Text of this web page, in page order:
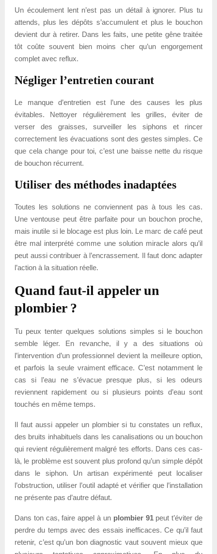
Un écoulement lent n’est pas un détail à ignorer. Plus tu
attends, plus les dépôts s’accumulent et plus le bouchon
devient dur à retirer. Dans les faits, une petite gêne traitée
tôt coûte souvent bien moins cher qu’un engorgement
complet avec reflux.
Négliger l’entretien courant
Le manque d’entretien est l’une des causes les plus
évitables. Nettoyer régulièrement les grilles, éviter de
verser des graisses, surveiller les siphons et rincer
correctement les évacuations sont des gestes simples. Ce
que cela change pour toi, c’est une baisse nette du risque
de bouchon récurrent.
Utiliser des méthodes inadaptées
Toutes les solutions ne conviennent pas à tous les cas.
Une ventouse peut être parfaite pour un bouchon proche,
mais inutile si le blocage est plus loin. Le marc de café peut
être mal interprété comme une solution miracle alors qu’il
peut aussi contribuer à l’encrassement. Il faut donc adapter
l’action à la situation réelle.
Quand faut-il appeler un
plombier ?
Tu peux tenter quelques solutions simples si le bouchon
semble léger. En revanche, il y a des situations où
l’intervention d’un professionnel devient la meilleure option,
et parfois la seule vraiment efficace. C’est notamment le
cas si l’eau ne s’évacue presque plus, si les odeurs
reviennent rapidement ou si plusieurs points d’eau sont
touchés en même temps.
Il faut aussi appeler un plombier si tu constates un reflux,
des bruits inhabituels dans les canalisations ou un bouchon
qui revient régulièrement malgré tes efforts. Dans ces cas-
là, le problème est souvent plus profond qu’un simple dépôt
dans le siphon. Un artisan expérimenté peut localiser
l’obstruction, utiliser l’outil adapté et vérifier que l’installation
ne présente pas d’autre défaut.
Dans ton cas, faire appel à un plombier 91peut t’éviter de
perdre du temps avec des essais inefficaces. Ce qu’il faut
retenir, c’est qu’un bon diagnostic vaut souvent mieux que